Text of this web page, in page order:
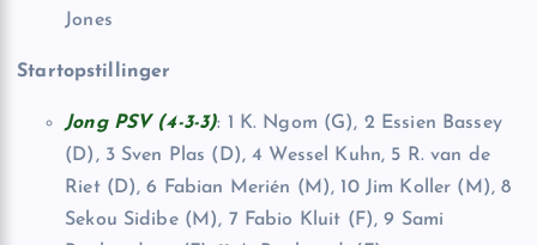
Jones
Startopstillinger
Jong PSV (4-3-3): 1 K. Ngom (G), 2 Essien Bassey
(D), 3 Sven Plas (D), 4 Wessel Kuhn, 5 R. van de
Riet (D), 6 Fabian Merién (M), 10 Jim Koller (M), 8
Sekou Sidibe (M), 7 Fabio Kluit (F), 9 Sami